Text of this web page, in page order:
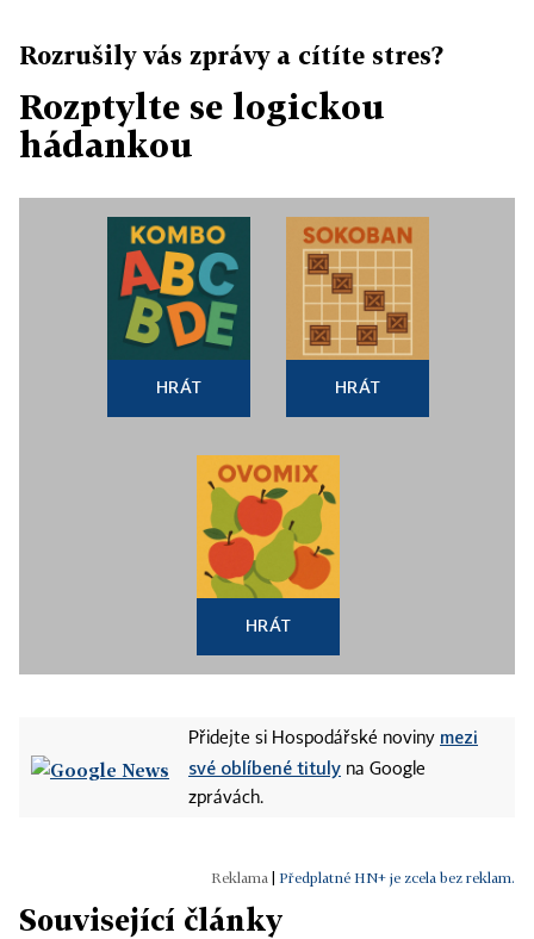
Rozrušily vás zprávy a cítíte stres?
Rozptylte se logickou
hádankou
HRÁT HRÁT
HRÁT
Přidejte si Hospodářské noviny mezi
své oblíbené tituly na Google
zprávách.
Předplatné HN+ je zcela bez reklam.
Související články